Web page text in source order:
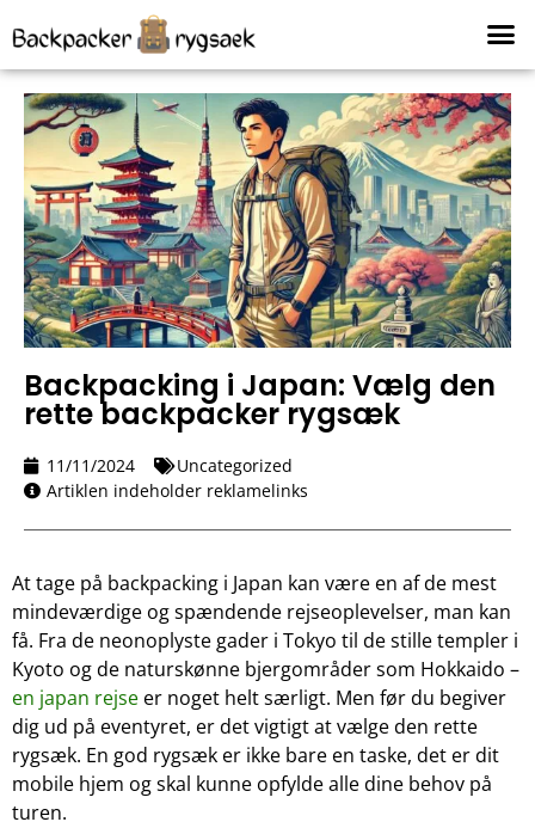
Backpacking i Japan: Vælg den
rette backpacker rygsæk
11/11/2024
Uncategorized
Artiklen indeholder reklamelinks
At tage på backpacking i Japan kan være en af de mest
mindeværdige og spændende rejseoplevelser, man kan
få. Fra de neonoplyste gader i Tokyo til de stille templer i
Kyoto og de naturskønne bjergområder som Hokkaido –
en japan rejse er noget helt særligt. Men før du begiver
dig ud på eventyret, er det vigtigt at vælge den rette
rygsæk. En god rygsæk er ikke bare en taske, det er dit
mobile hjem og skal kunne opfylde alle dine behov på
turen.